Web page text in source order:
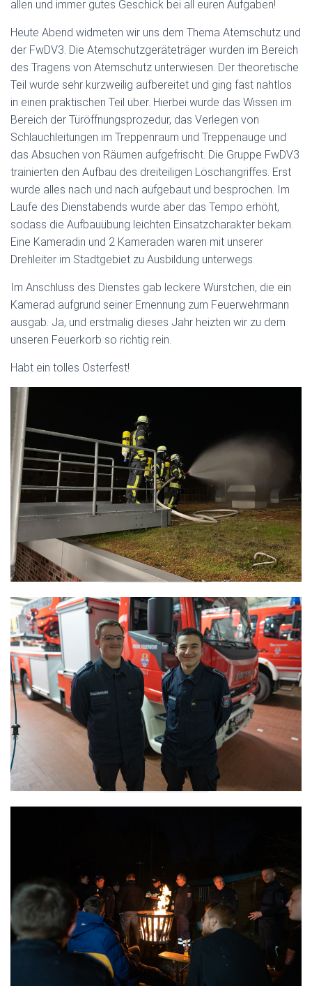
allen und immer gutes Geschick bei all euren Aufgaben!
Heute Abend widmeten wir uns dem Thema Atemschutz und
der FwDV3. Die Atemschutzgeräteträger wurden im Bereich
des Tragens von Atemschutz unterwiesen. Der theoretische
Teil wurde sehr kurzweilig aufbereitet und ging fast nahtlos
in einen praktischen Teil über. Hierbei wurde das Wissen im
Bereich der Türöffnungsprozedur, das Verlegen von
Schlauchleitungen im Treppenraum und Treppenauge und
das Absuchen von Räumen aufgefrischt. Die Gruppe FwDV3
trainierten den Aufbau des dreiteiligen Löschangriffes. Erst
wurde alles nach und nach aufgebaut und besprochen. Im
Laufe des Dienstabends wurde aber das Tempo erhöht,
sodass die Aufbauübung leichten Einsatzcharakter bekam.
Eine Kameradin und 2 Kameraden waren mit unserer
Drehleiter im Stadtgebiet zu Ausbildung unterwegs.
Im Anschluss des Dienstes gab leckere Würstchen, die ein
Kamerad aufgrund seiner Ernennung zum Feuerwehrmann
ausgab. Ja, und erstmalig dieses Jahr heizten wir zu dem
unseren Feuerkorb so richtig rein.
Habt ein tolles Osterfest!